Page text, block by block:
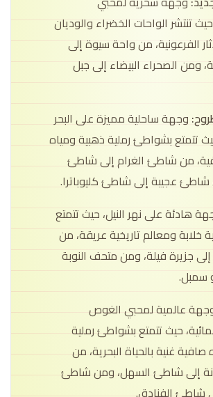
تنتشر الواحات الخضراء والوديان
الفرعونية، من واحة سيوة إلى
ومن الصحراء البيضاء إلى جبل
وجهة ساحلية مميزة على البحر
تتمتع بشواطئ رملية ذهبية ومياه
من شاطئ الغرام إلى شاطئ
عجيبة إلى شاطئ كليوباترا.
هادئة على نهر النيل، حيث تتمتع
خلابة ومعالم تاريخية عريقة، من
إلى جزيرة فيلة، ومن متحف النوبة
سمبل.
عالمية لمحبي الغوص
حيث تتمتع بشواطئ رملية
غنية بالحياة البحرية، من
إلى شاطئ السهل، ومن شاطئ